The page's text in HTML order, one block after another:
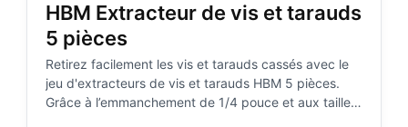
HBM Extracteur de vis et tarauds
5 pièces
Retirez facilement les vis et tarauds cassés avec le
jeu d'extracteurs de vis et tarauds HBM 5 pièces.
Grâce à l’emmanchement de 1/4 pouce et aux tailles